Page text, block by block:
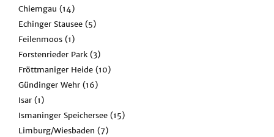
Chiemgau (14)
Echinger Stausee (5)
Feilenmoos (1)
Forstenrieder Park (3)
Fröttmaniger Heide (10)
Gündinger Wehr (16)
Isar (1)
Ismaninger Speichersee (15)
Limburg/Wiesbaden (7)